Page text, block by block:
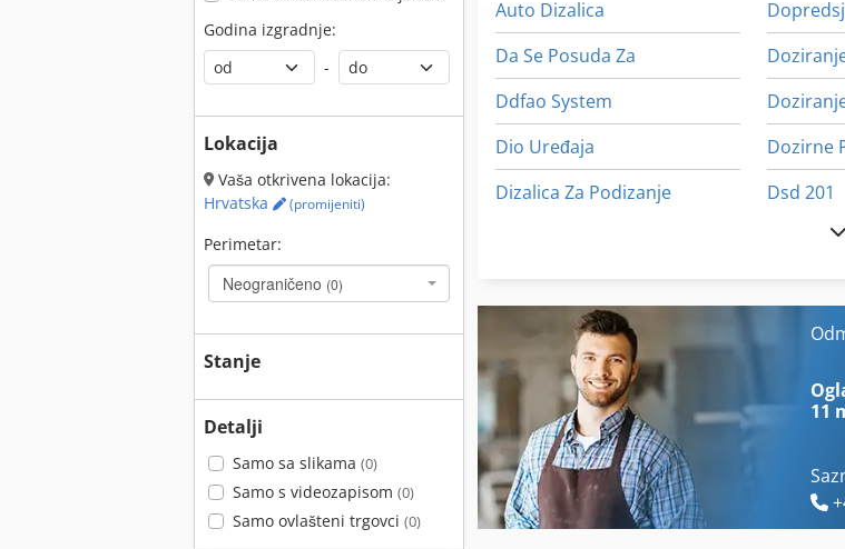
Godina izgradnje:
-
Lokacija
Vaša otkrivena lokacija:
Hrvatska
(promijeniti)
Perimetar:
Neograničeno (0)
Stanje
Detalji
Samo sa slikama (0)
Samo s videozapisom (0)
Samo ovlašteni trgovci (0)
Auto Dizalica
Da Se Posuda Za
Ddfao System
Dio Uređaja
Dizalica Za Podizanje
Do Kamiona
Dolev 800
Dozirne
Dsd 201
Dugo
Nit
11